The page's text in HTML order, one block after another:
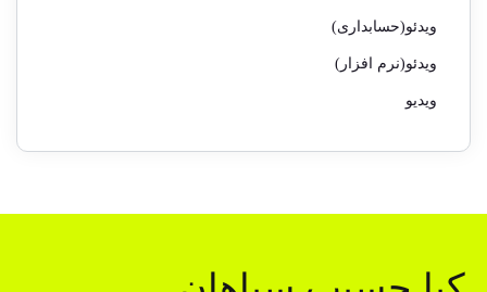
ویدئو(حسابداری)
ویدئو(نرم افزار)
ویدیو